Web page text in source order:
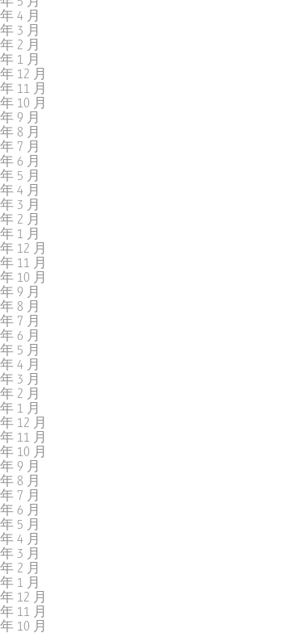
4 月
3 月
2 月
1 月
12 月
11 月
10 月
9 月
8 月
7 月
6 月
5 月
4 月
3 月
2 月
1 月
12 月
11 月
10 月
9 月
8 月
7 月
6 月
5 月
4 月
3 月
2 月
1 月
12 月
11 月
10 月
9 月
8 月
7 月
6 月
5 月
4 月
3 月
2 月
1 月
12 月
11 月
10 月